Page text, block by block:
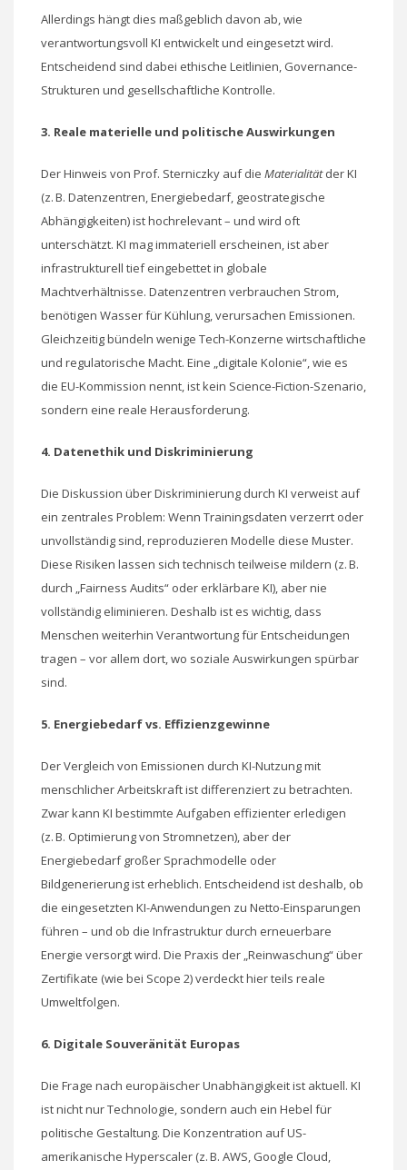
Allerdings hängt dies maßgeblich davon ab, wie
verantwortungsvoll KI entwickelt und eingesetzt wird.
Entscheidend sind dabei ethische Leitlinien, Governance-
Strukturen und gesellschaftliche Kontrolle.
3. Reale materielle und politische Auswirkungen
Der Hinweis von Prof. Sterniczky auf die Materialitätder KI
(z. B. Datenzentren, Energiebedarf, geostrategische
Abhängigkeiten) ist hochrelevant – und wird oft
unterschätzt. KI mag immateriell erscheinen, ist aber
infrastrukturell tief eingebettet in globale
Machtverhältnisse. Datenzentren verbrauchen Strom,
benötigen Wasser für Kühlung, verursachen Emissionen.
Gleichzeitig bündeln wenige Tech-Konzerne wirtschaftliche
und regulatorische Macht. Eine „digitale Kolonie“, wie es
die EU-Kommission nennt, ist kein Science-Fiction-Szenario,
sondern eine reale Herausforderung.
4. Datenethik und Diskriminierung
Die Diskussion über Diskriminierung durch KI verweist auf
ein zentrales Problem: Wenn Trainingsdaten verzerrt oder
unvollständig sind, reproduzieren Modelle diese Muster.
Diese Risiken lassen sich technisch teilweise mildern (z. B.
durch „Fairness Audits“ oder erklärbare KI), aber nie
vollständig eliminieren. Deshalb ist es wichtig, dass
Menschen weiterhin Verantwortung für Entscheidungen
tragen – vor allem dort, wo soziale Auswirkungen spürbar
sind.
5. Energiebedarf vs. Effizienzgewinne
Der Vergleich von Emissionen durch KI-Nutzung mit
menschlicher Arbeitskraft ist differenziert zu betrachten.
Zwar kann KI bestimmte Aufgaben effizienter erledigen
(z. B. Optimierung von Stromnetzen), aber der
Energiebedarf großer Sprachmodelle oder
Bildgenerierung ist erheblich. Entscheidend ist deshalb, ob
die eingesetzten KI-Anwendungen zu Netto-Einsparungen
führen – und ob die Infrastruktur durch erneuerbare
Energie versorgt wird. Die Praxis der „Reinwaschung“ über
Zertifikate (wie bei Scope 2) verdeckt hier teils reale
Umweltfolgen.
6. Digitale Souveränität Europas
Die Frage nach europäischer Unabhängigkeit ist aktuell. KI
ist nicht nur Technologie, sondern auch ein Hebel für
politische Gestaltung. Die Konzentration auf US-
amerikanische Hyperscaler (z. B. AWS, Google Cloud,